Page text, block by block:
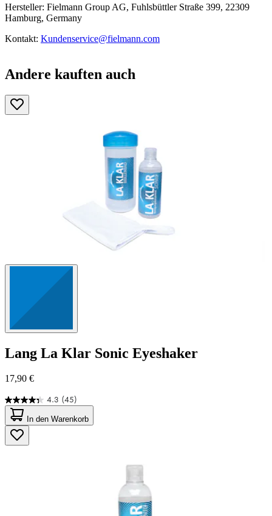
Hersteller: Fielmann Group AG, Fuhlsbüttler Straße 399, 22309
Hamburg, Germany
Kontakt: Kundenservice@fielmann.com
Andere kauften auch
Lang La Klar Sonic Eyeshaker
17,90 €
4.3 (45)
4.3
von
5
Sternen.
45
In den Warenkorb